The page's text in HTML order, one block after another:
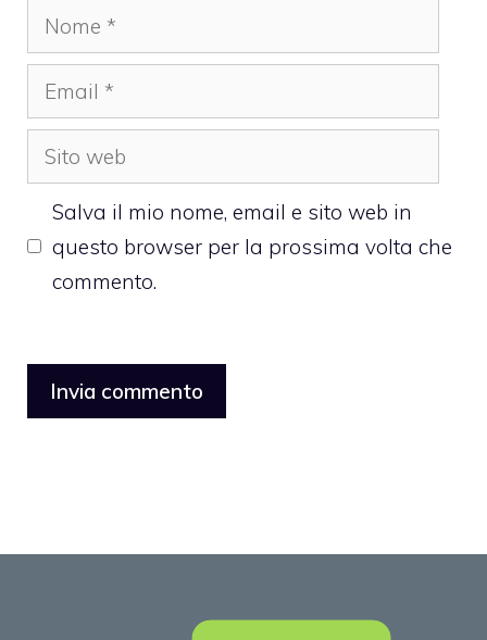
Nome
Email
Sito
web
Salva il mio nome, email e sito web in
questo browser per la prossima volta che
commento.